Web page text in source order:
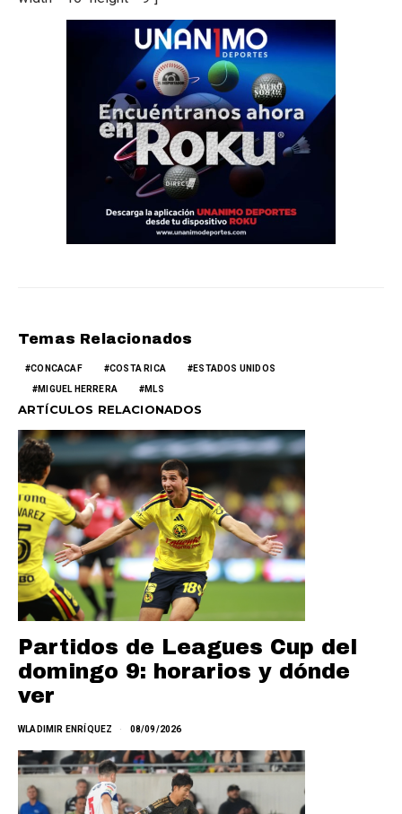
Temas Relacionados
CONCACAF COSTA RICA ESTADOS UNIDOS
MIGUEL HERRERA MLS
ARTÍCULOS RELACIONADOS
Partidos de Leagues Cup del
domingo 9: horarios y dónde
ver
WLADIMIR ENRÍQUEZ 08/09/2026